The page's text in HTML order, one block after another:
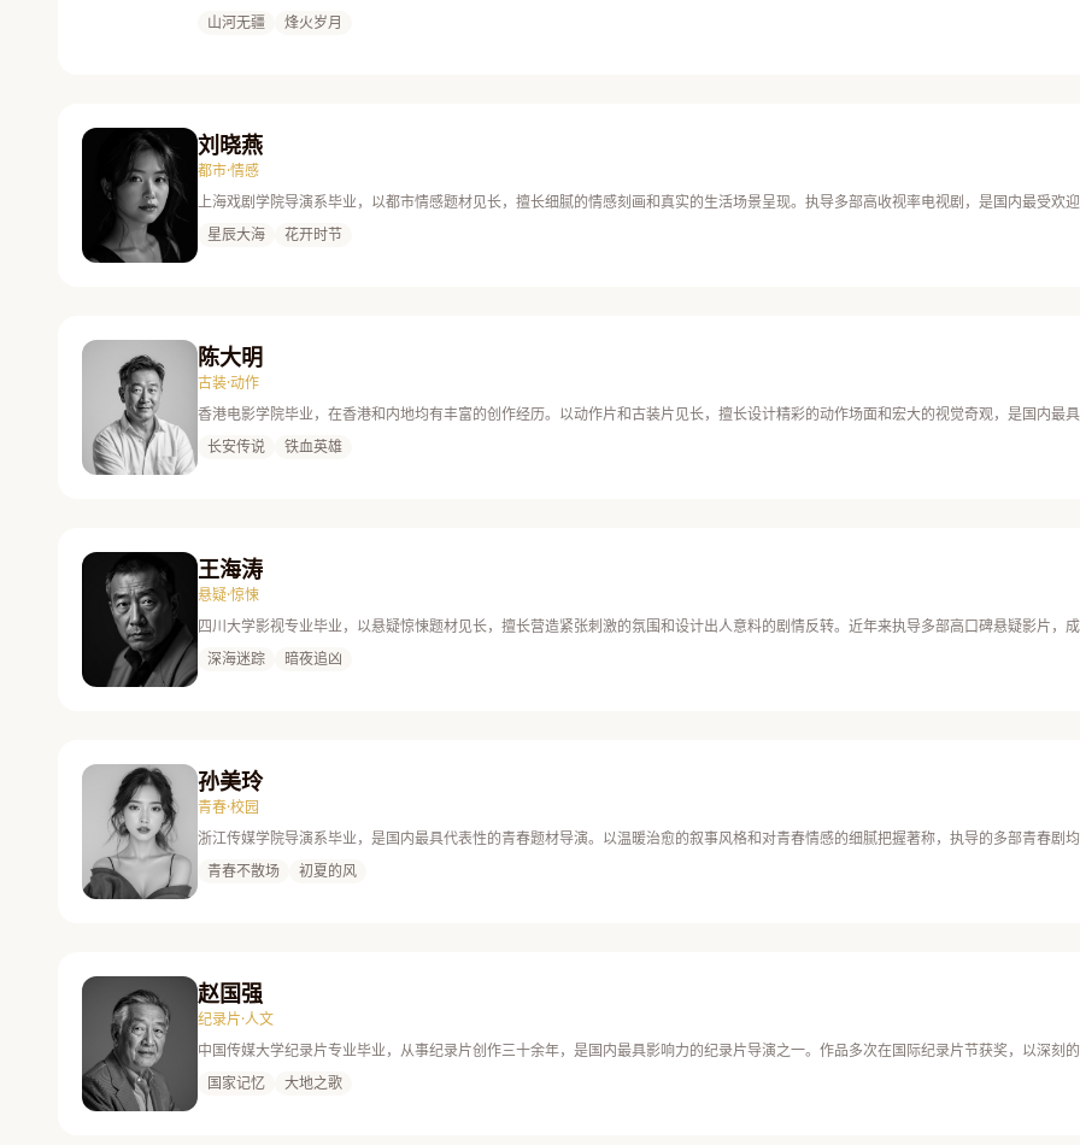
山河无疆 烽火岁月
刘晓燕
都市·情感
上海戏剧学院导演系毕业，以都市情感题材见长，擅长细腻的情感刻画和真实的生活场景呈现。执导多部高收视率电视剧，是国内最受欢迎
星辰大海
花开时节
陈大明
古装·动作
香港电影学院毕业，在香港和内地均有丰富的创作经历。以动作片和古装片见长，擅长设计精彩的动作场面和宏大的视觉奇观，是国内最具
长安传说
铁血英雄
王海涛
悬疑·惊悚
四川大学影视专业毕业，以悬疑惊悚题材见长，擅长营造紧张刺激的氛围和设计出人意料的剧情反转。近年来执导多部高口碑悬疑影片，
深海迷踪
暗夜追凶
孙美玲
青春·校园
浙江传媒学院导演系毕业，是国内最具代表性的青春题材导演。以温暖治愈的叙事风格和对青春情感的细腻把握著称，执导的多部青春剧均
青春不散场
初夏的风
赵国强
纪录片·人文
中国传媒大学纪录片专业毕业，从事纪录片创作三十余年，是国内最具影响力的纪录片导演之一。作品多次在国际纪录片节获奖，以深刻
国家记忆
大地之歌